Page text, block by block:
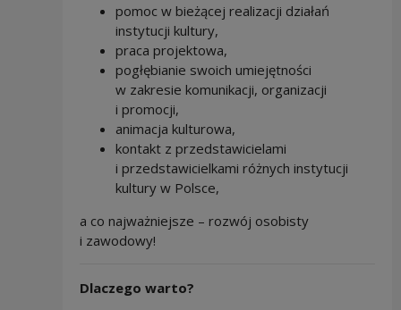
pomoc w bieżącej realizacji działań
instytucji kultury,
praca projektowa,
pogłębianie swoich umiejętności
w zakresie komunikacji, organizacji
i promocji,
animacja kulturowa,
kontakt z przedstawicielami
i przedstawicielkami różnych instytucji
kultury w Polsce,
a co najważniejsze – rozwój osobisty
i zawodowy!
Dlaczego warto?